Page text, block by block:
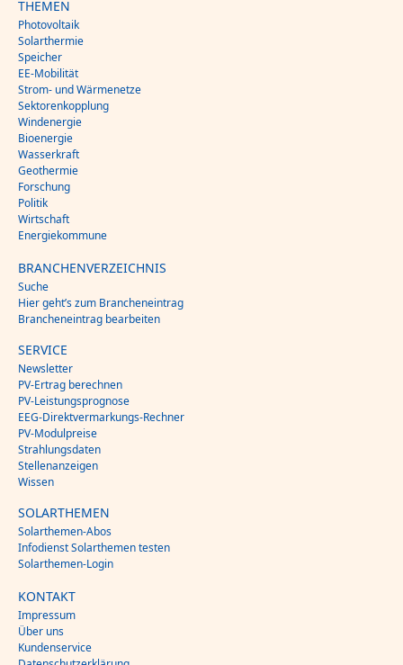
THEMEN
Photovoltaik
Solarthermie
Speicher
EE-Mobilität
Strom- und Wärmenetze
Sektorenkopplung
Windenergie
Bioenergie
Wasserkraft
Geothermie
Forschung
Politik
Wirtschaft
Energiekommune
BRANCHENVERZEICHNIS
Suche
Hier geht’s zum Brancheneintrag
Brancheneintrag bearbeiten
SERVICE
Newsletter
PV-Ertrag berechnen
PV-Leistungsprognose
EEG-Direktvermarkungs-Rechner
PV-Modulpreise
Strahlungsdaten
Stellenanzeigen
Wissen
SOLARTHEMEN
Solarthemen-Abos
Infodienst Solarthemen testen
Solarthemen-Login
KONTAKT
Impressum
Über uns
Kundenservice